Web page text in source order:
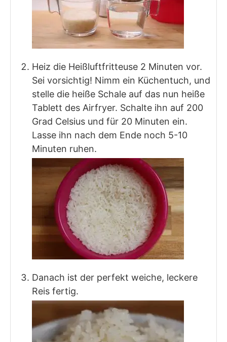
Heiz die Heißluftfritteuse 2 Minuten vor.
Sei vorsichtig! Nimm ein Küchentuch, und
stelle die heiße Schale auf das nun heiße
Tablett des Airfryer. Schalte ihn auf 200
Grad Celsius und für 20 Minuten ein.
Lasse ihn nach dem Ende noch 5-10
Minuten ruhen.
Danach ist der perfekt weiche, leckere
Reis fertig.